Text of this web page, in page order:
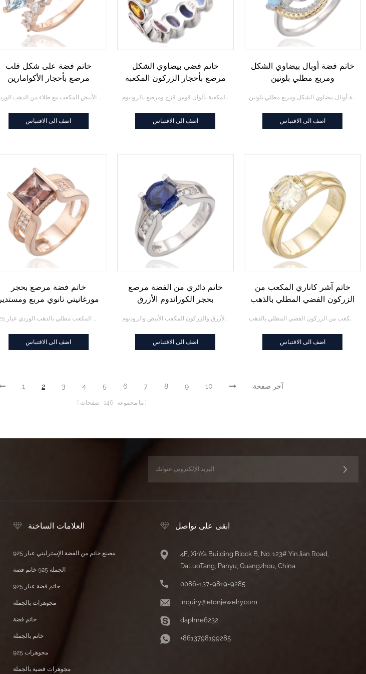
خاتم فضة على شكل قلب
مرصع بأحجار الأكوامارين
طلاء من الذهب الوردي
خاتم فضة على شكل قلب مرصع بأحجار الأكوامارين والزركون الأبيض المكعب مع طلاء من الذهب الوردي
اضف الى الاقتباس
خاتم فضي بيضاوي الشكل
مرصع بأحجار الزركون المكعبة
بالروديوم
خاتم فضي بيضاوي الشكل مرصع بأحجار الزركون المكعبة بألوان قوس قزح ومرصع بالروديوم
اضف الى الاقتباس
خاتم فضة أوبال بيضاوي الشكل
ومربع مطلي بلونين
خاتم فضة أوبال بيضاوي الشكل ومربع مطلي بلونين
اضف الى الاقتباس
خاتم فضة مرصع بحجر
مورغانيتي نانوي مربع ومستدير
مطلي بالذهب الوردي عيار 925
اضف الى الاقتباس
خاتم دائري من الفضة مرصع
بحجر الكوراندوم الأزرق
والروديوم
اضف الى الاقتباس
خاتم آشر كاناري المكعب من
الزركون الفضي المطلي بالذهب
اضف الى الاقتباس
1 2 3 4 5 6 7 8 9 10 آخر صفحة
ما مجموعه 146 صفحات
العلامات الساخنة
مصنع خاتم من الفضة الإسترليني عيار 925
الجملة 925 خاتم فضة
خاتم فضة عيار 925
مجوهرات بالجملة
خاتم فضة
خاتم بالجملة
مجوهرات 925
مجوهرات فضية بالجملة
ابقى على تواصل
4F, XinYa Building Block B, No. 123# YinJian Road,
DaLuoTang, Panyu, Guangzhou, China
0086-137-9819-9285
inquiry@etonjewelry.com
daphne6232
+8613798199285